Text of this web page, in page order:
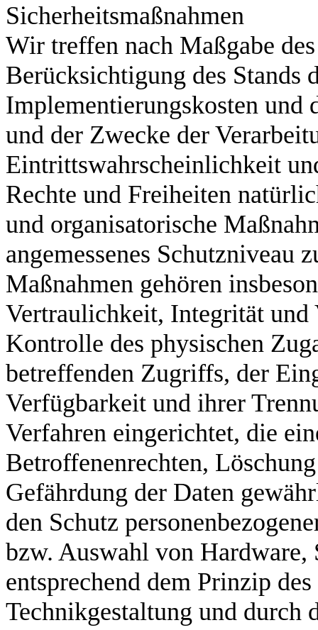
Sicherheitsmaßnahmen
Wir treffen nach Maßgabe
Berücksichtigung des Stands
Implementierungskosten und
und der Zwecke der
Eintrittswahrscheinlichkeit
Rechte und Freiheiten
und organisatorische
angemessenes Schutzniveau
Maßnahmen gehören
Vertraulichkeit, Integrität
Kontrolle des physischen
betreffenden Zugriffs, der
Verfügbarkeit und ihrer
Verfahren eingerichtet, die
Betroffenenrechten,
Gefährdung der Daten
den Schutz
bzw. Auswahl von Hardware,
entsprechend dem Prinzip
Technikgestaltung und durch